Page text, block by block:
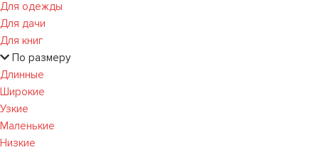
Для одежды
Для дачи
Для книг
По размеру
Длинные
Широкие
Узкие
Маленькие
Низкие